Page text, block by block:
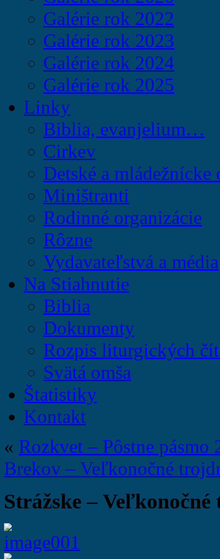
Galérie rok 2022
Galérie rok 2023
Galérie rok 2024
Galérie rok 2025
Linky
Biblia, evanjelium…
Cirkev
Detské a mládežnícke
Miništranti
Rodinné organizácie
Rôzne
Vydavateľstvá a média
Na Stiahnutie
Biblia
Dokumenty
Rozpis liturgických
Svätá omša
Štatistiky
Kontakt
« Rozkvet – Pôstne pásmo
Brekov – Veľkonočné
Strážske –